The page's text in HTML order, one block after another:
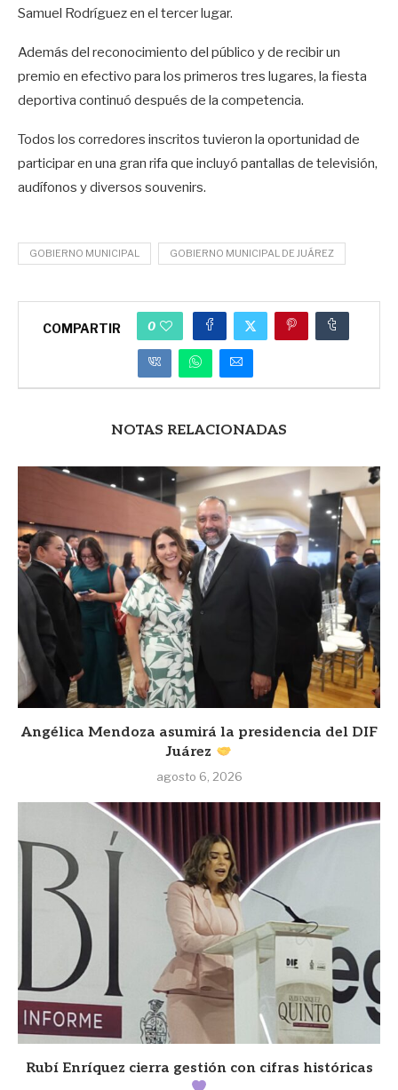
Samuel Rodríguez en el tercer lugar.
Además del reconocimiento del público y de recibir un
premio en efectivo para los primeros tres lugares, la fiesta
deportiva continuó después de la competencia.
Todos los corredores inscritos tuvieron la oportunidad de
participar en una gran rifa que incluyó pantallas de televisión,
audífonos y diversos souvenirs.
GOBIERNO MUNICIPAL GOBIERNO MUNICIPAL DE JUÁREZ
COMPARTIR 0
NOTAS RELACIONADAS
Angélica Mendoza asumirá la presidencia del DIF
Juárez
agosto 6, 2026
Rubí Enríquez cierra gestión con cifras históricas